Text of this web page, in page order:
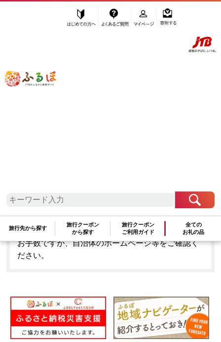
ふるぽ JTBのふるさと納税サイト
旅行先から探す
旅行クーポン
から探す
旅行クーポン
ご利用ガイド
全ての
お礼の品
「佐賀県伊万里市」はふるぽからお申込みをするこ
とはできません。
お手数ですが、自治体のホームページ等をご確認く
ださい。